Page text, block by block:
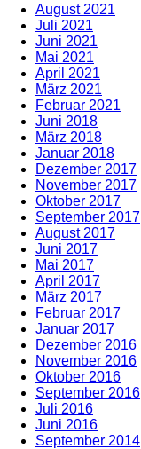
August 2021
Juli 2021
Juni 2021
Mai 2021
April 2021
März 2021
Februar 2021
Juni 2018
März 2018
Januar 2018
Dezember 2017
November 2017
Oktober 2017
September 2017
August 2017
Juni 2017
Mai 2017
April 2017
März 2017
Februar 2017
Januar 2017
Dezember 2016
November 2016
Oktober 2016
September 2016
Juli 2016
Juni 2016
September 2014